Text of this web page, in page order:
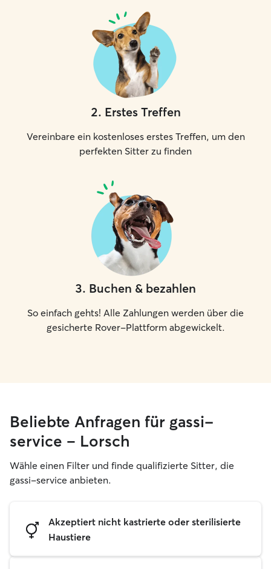
2. Erstes Treffen
Vereinbare ein kostenloses erstes Treffen, um den
perfekten Sitter zu finden
3. Buchen & bezahlen
So einfach gehts! Alle Zahlungen werden über die
gesicherte Rover-Plattform abgewickelt.
Beliebte Anfragen für gassi-
service – Lorsch
Wähle einen Filter und finde qualifizierte Sitter, die
gassi-service anbieten.
Akzeptiert nicht kastrierte oder sterilisierte
Haustiere